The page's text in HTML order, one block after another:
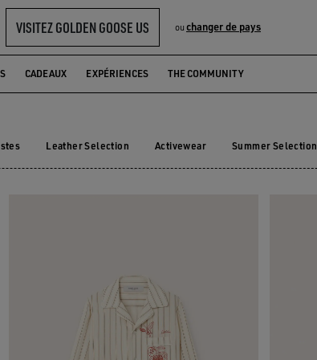
VISITEZ GOLDEN GOOSE US ou changer de pays
CADEAUX EXPÉRIENCES THE COMMUNITY
Leather Selection Activewear Summer Selection